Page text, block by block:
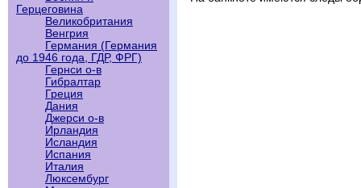
Герцеговина
Великобритания
Венгрия
Германия (Германия
до 1946 года, ГДР, ФРГ)
Гернси о-в
Гибралтар
Греция
Дания
Джерси о-в
Ирландия
Исландия
Испания
Италия
Люксембург